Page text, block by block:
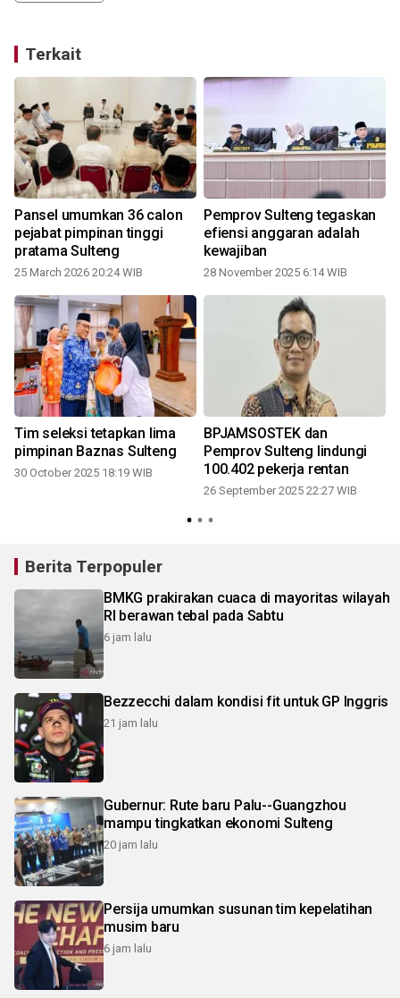
Terkait
Pansel umumkan 36 calon
pejabat pimpinan tinggi
pratama Sulteng
25 March 2026 20:24 WIB
Pemprov Sulteng tegaskan
efiensi anggaran adalah
kewajiban
28 November 2025 6:14 WIB
Tim seleksi tetapkan lima
pimpinan Baznas Sulteng
30 October 2025 18:19 WIB
BPJAMSOSTEK dan
Pemprov Sulteng lindungi
100.402 pekerja rentan
26 September 2025 22:27 WIB
Berita Terpopuler
BMKG prakirakan cuaca di mayoritas wilayah
RI berawan tebal pada Sabtu
6 jam lalu
Bezzecchi dalam kondisi fit untuk GP Inggris
21 jam lalu
Gubernur: Rute baru Palu--Guangzhou
mampu tingkatkan ekonomi Sulteng
20 jam lalu
Persija umumkan susunan tim kepelatihan
musim baru
6 jam lalu